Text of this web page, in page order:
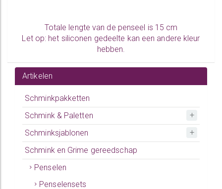
Totale lengte van de penseel is 15 cm
Let op: het siliconen gedeelte kan een andere kleur
hebben.
Artikelen
Schminkpakketten
Schmink & Paletten
Schminksjablonen
Schmink en Grime gereedschap
Penselen
Penselensets